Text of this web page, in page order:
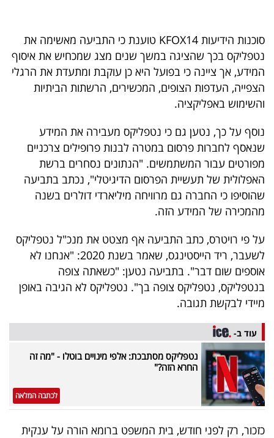
5
המילון
הכלכלי
פודקאסט
40
UNDER
40
פעולה
דרושים
ניוזלטרים
מייל
אדום
סוכנות הידיעות KFOX14 טוענת כי התביעה מאשימה את
נטפליקס בכך שהציגה במשך שנים מצג שמכחיש את איסוף
המידע, אך ציינה כי בפועל היא כן עוקבת ומתעדת את הרגלי
הצפייה, העדפות הצופים, המכשירים, הרשתות הביתיות
והשימוש באפליקציה.
נוסף על כך, נטען גם כי נטפליקס מעבירה את המידע
שנאסף לחברות פרסום במטרה לבנות פרופילים צרכניים
מפורטים עבור המשתמשים. "הנתונים נסחרים ברשת
האפלולית של תעשיית הפרסום הדיגיטלי", נכתב בתביעה
שהוסיפו כי החברה גם מרוויחה מיליארדי דולרים בשנה
מהמכירה של המידע הזה.
על פי רויטרס, כתב התביעה אף מצטט את מנכ"ל נטפליקס
לשעבר, ריד הייסטינגס, שאמר בשנת 2020: "אנחנו לא
אוספים שום דבר". בתביעה נטען: "כשאתה צופה
בנטפליקס, נטפליקס צופה בך". נטפליקס לא הגיבה באופן
מיידי לבקשת תגובה.
עוד ב-
נטפליקס מסתבכת: אלפי מינויים בוטלו - "מה זה
החרא הזה?"
לכתבה המלאה
כזכור, רק לפני חודש, בית המשפט ברומא הורה על ענקית